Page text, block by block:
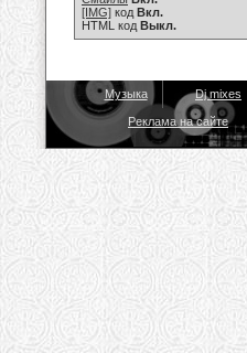
[IMG] код Вкл.
HTML код Выкл.
Музыка Dj mixes
Реклама на сайте